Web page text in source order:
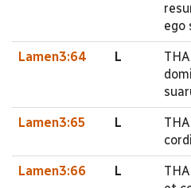
ego
Lamen3:64 L
Lamen3:65 L
Lamen3:66 L